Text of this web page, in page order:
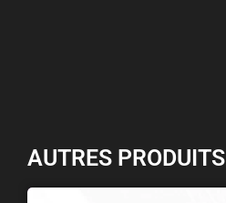
AUTRES PRODUITS